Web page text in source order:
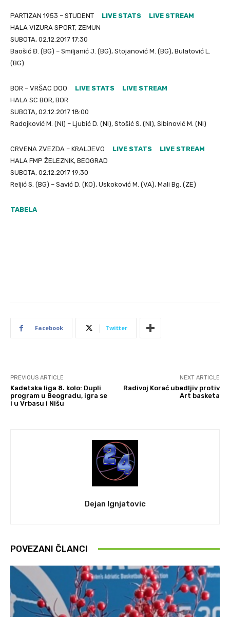
PARTIZAN 1953 – STUDENT LIVE STATS
LIVE STREAM
HALA VIZURA SPORT, ZEMUN
SUBOTA, 02.12.2017 17:30
Baošić Đ. (BG) – Smiljanić J. (BG), Stojanović M. (BG), Bulatović L.
(BG)
BOR – VRŠAC DOO LIVE STATS
LIVE STREAM
HALA SC BOR, BOR
SUBOTA, 02.12.2017 18:00
Radojković M. (NI) – Ljubić D. (NI), Stošić S. (NI), Sibinović M. (NI)
CRVENA ZVEZDA – KRALJEVO LIVE STATS
LIVE STREAM
HALA FMP ŽELEZNIK, BEOGRAD
SUBOTA, 02.12.2017 19:30
Reljić S. (BG) – Savić D. (KO), Uskoković M. (VA), Mali Bg. (ZE)
TABELA
Facebook Twitter
PREVIOUS ARTICLE
Kadetska liga 8. kolo: Dupli
program u Beogradu, igra se
i u Vrbasu i Nišu
NEXT ARTICLE
Radivoj Korać ubedljiv protiv
Art basketa
Dejan Ignjatovic
POVEZANI ČLANCI